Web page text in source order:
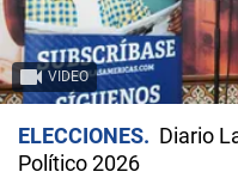
VIDEO
ELECCIONES
Diario
Político 2026